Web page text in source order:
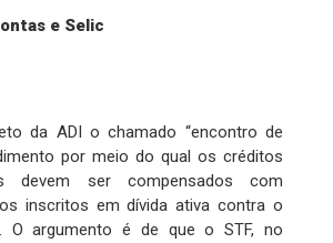
e Selic
da ADI o chamado “encontro de
por meio do qual os créditos
devem ser compensados com
inscritos em dívida ativa contra o
O argumento é de que o STF, no